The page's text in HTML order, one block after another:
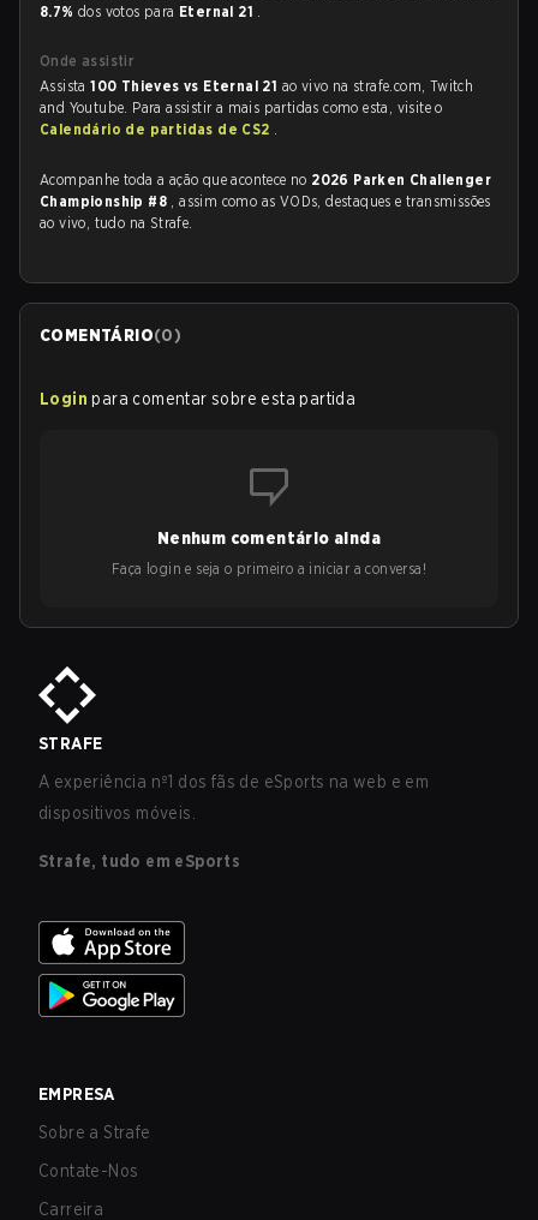
8.7% dos votos para Eternal 21 .
Onde assistir
Assista100 Thieves vs Eternal 21 ao vivo na strafe.com, Twitch
and Youtube. Para assistir a mais partidas como esta, visite o
Calendário de partidas de CS2 .
Acompanhe toda a ação que acontece no 2026 Parken Challenger
Championship #8 , assim como as VODs, destaques e transmissões
ao vivo, tudo na Strafe.
COMENTÁRIO(0)
Login para comentar sobre esta partida
Nenhum comentário ainda
Faça login e seja o primeiro a iniciar a conversa!
STRAFE
A experiência nº1 dos fãs de eSports na web e em
dispositivos móveis.
Strafe, tudo em eSports
EMPRESA
Sobre a Strafe
Contate-Nos
Carreira